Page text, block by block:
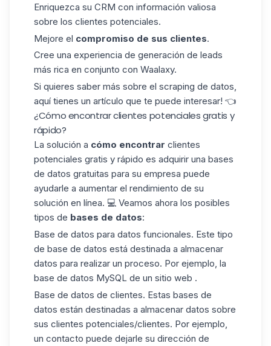
Enriquezca su CRM con información valiosa
sobre los clientes potenciales.
Mejore el compromiso de sus clientes.
Cree una experiencia de generación de leads
más rica en conjunto con Waalaxy.
Si quieres saber más sobre el scraping de datos,
aquí tienes un artículo que te puede interesar! 👈
¿Cómo encontrar clientes potenciales gratis y
rápido?
La solución a cómo encontrar clientes
potenciales gratis y rápido es adquirir una bases
de datos gratuitas para su empresa puede
ayudarle a aumentar el rendimiento de su
solución en línea. 💻 Veamos ahora los posibles
tipos de bases de datos:
Base de datos para datos funcionales. Este tipo
de base de datos está destinada a almacenar
datos para realizar un proceso. Por ejemplo, la
base de datos MySQL de un sitio web .
Base de datos de clientes. Estas bases de
datos están destinadas a almacenar datos sobre
sus clientes potenciales/clientes. Por ejemplo,
un contacto puede dejarle su dirección de